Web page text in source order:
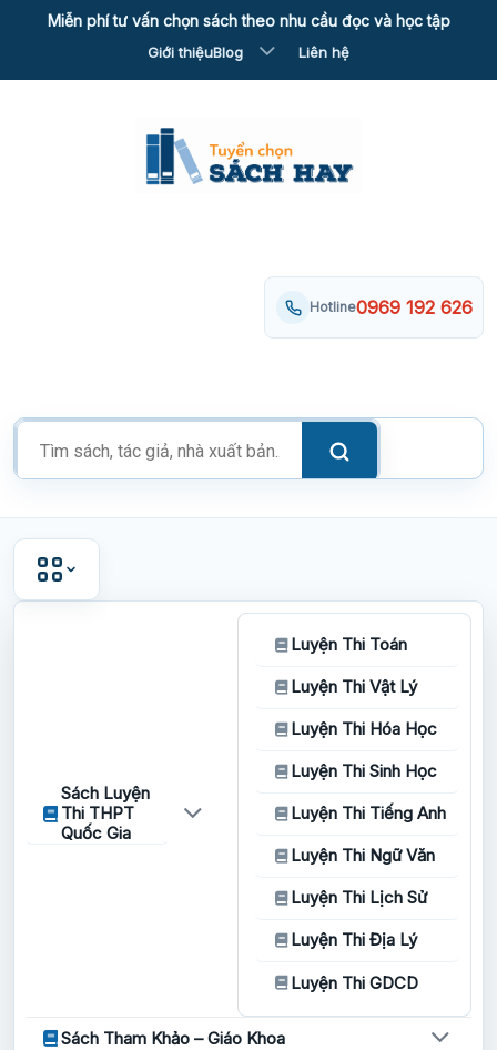
Miễn phí tư vấn chọn sách theo nhu cầu đọc và học tập
Giới thiệuBlog Liên hệ
Tìm
kiếm
phẩm
Hotline0969 192 626
Sách Luyện
Thi THPT
Quốc Gia
Luyện Thi Toán
Luyện Thi Vật Lý
Luyện Thi Hóa Học
Luyện Thi Sinh Học
Luyện Thi Tiếng Anh
Luyện Thi Ngữ Văn
Luyện Thi Lịch Sử
Luyện Thi Địa Lý
Luyện Thi GDCD
Sách Tham Khảo – Giáo Khoa